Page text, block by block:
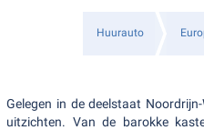
Huurauto
Gelegen in de deelstaat
uitzichten. Van de barokke